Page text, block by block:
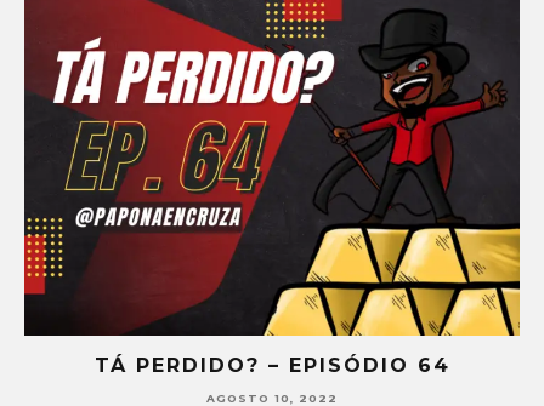
TÁ PERDIDO? – EPISÓDIO 64
AGOSTO 10, 2022